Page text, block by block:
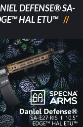
DEFENSE® SA-
HAL ETU™